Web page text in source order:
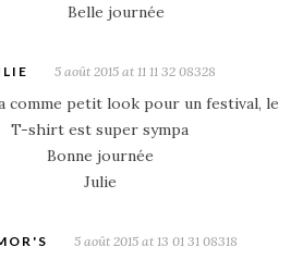
Belle journée
5 août 2015 at 11 11 32 08328
comme petit look pour un festival, le
T-shirt est super sympa
Bonne journée
Julie
5 août 2015 at 13 01 31 08318